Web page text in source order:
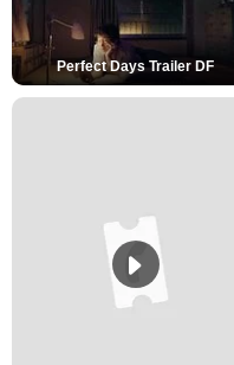
Perfect Days Trailer DF